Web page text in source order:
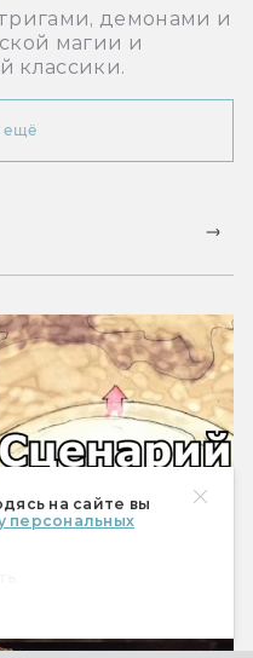
на сайте вы
персональных
демонами и
магии и
классики.
ещё